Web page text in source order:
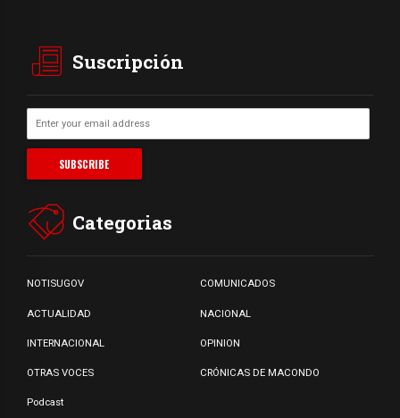
Suscripción
Categorias
NOTISUGOV COMUNICADOS
ACTUALIDAD NACIONAL
INTERNACIONAL OPINION
OTRAS VOCES CRÓNICAS DE MACONDO
Podcast